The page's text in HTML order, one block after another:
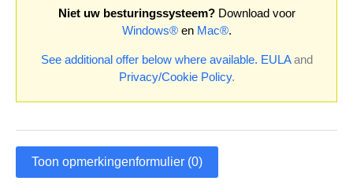
Niet uw besturingssysteem?Download voor
Windows®en Mac®.
See additional offer below where available. EULAand
Privacy/Cookie Policy.
Toon opmerkingenformulier (0)